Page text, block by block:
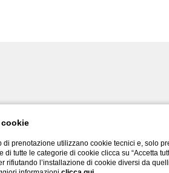
di prenotazione utilizzano cookie tecnici e, solo
di tutte le categorie di cookie clicca su “Accetta
rifiutando l’installazione di cookie diversi da